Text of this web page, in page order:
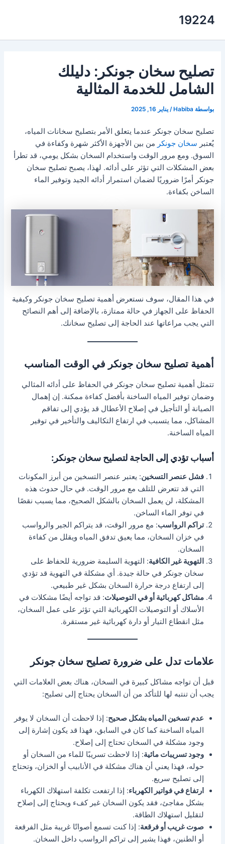
19224
تصليح سخان جونكر: دليلك
الشامل للخدمة المثالية
بواسطة Habiba
/يناير 16, 2025
تصليح سخان جونكر عندما يتعلق الأمر بتصليح سخانات المياه،
يُعتبر سخان جونكر من بين الأجهزة الأكثر شهرة وكفاءة في
السوق. ومع مرور الوقت واستخدام السخان بشكل يومي، قد تطرأ
بعض المشكلات التي تؤثر على أدائه. لهذا، يصبح تصليح سخان
جونكر أمرًا ضروريًا لضمان استمرار أدائه الجيد وتوفير الماء
الساخن بكفاءة.
في هذا المقال، سوف نستعرض أهمية تصليح سخان جونكر وكيفية
الحفاظ على الجهاز في حالة ممتازة، بالإضافة إلى أهم النصائح
التي يجب مراعاتها عند الحاجة إلى تصليح سخانك.
أهمية تصليح سخان جونكر في الوقت المناسب
تتمثل أهمية تصليح سخان جونكر في الحفاظ على أدائه المثالي
وضمان توفير المياه الساخنة بأفضل كفاءة ممكنة. إن إهمال
الصيانة أو التأجيل في إصلاح الأعطال قد يؤدي إلى تفاقم
المشاكل، مما يتسبب في ارتفاع التكاليف والتأخير في توفير
المياه الساخنة.
أسباب تؤدي إلى الحاجة لتصليح سخان جونكر:
فشل عنصر التسخين: يعتبر عنصر التسخين من أبرز المكونات
التي قد تتعرض للتلف مع مرور الوقت. في حال حدوث هذه
المشكلة، لن يعمل السخان بالشكل الصحيح، مما يسبب نقصًا
في توفر الماء الساخن.
تراكم الرواسب: مع مرور الوقت، قد يتراكم الجير والرواسب
في خزان السخان، مما يعيق تدفق المياه ويقلل من كفاءة
السخان.
التهوية غير الكافية: التهوية السليمة ضرورية للحفاظ على
سخان جونكر في حالة جيدة. أي مشكلة في التهوية قد تؤدي
إلى ارتفاع درجة حرارة السخان بشكل غير طبيعي.
مشاكل كهربائية أو في التوصيلات: قد تواجه أيضًا مشكلات في
الأسلاك أو التوصيلات الكهربائية التي تؤثر على عمل السخان،
مثل انقطاع التيار أو دارة كهربائية غير مستقرة.
علامات تدل على ضرورة تصليح سخان جونكر
قبل أن تواجه مشاكل كبيرة في السخان، هناك بعض العلامات التي
يجب أن تنتبه لها للتأكد من أن السخان يحتاج إلى تصليح:
عدم تسخين المياه بشكل صحيح: إذا لاحظت أن السخان لا يوفر
المياه الساخنة كما كان في السابق، فهذا قد يكون إشارة إلى
وجود مشكلة في السخان تحتاج إلى إصلاح.
وجود تسريبات مائية: إذا لاحظت تسريبًا للماء من السخان أو
حوله، فهذا يعني أن هناك مشكلة في الأنابيب أو الخزان، وتحتاج
إلى تصليح سريع.
ارتفاع في فواتير الكهرباء: إذا ارتفعت تكلفة استهلاك الكهرباء
بشكل مفاجئ، فقد يكون السخان غير كفء ويحتاج إلى إصلاح
لتقليل استهلاك الطاقة.
صوت غريب أو فرقعة: إذا كنت تسمع أصواتًا غريبة مثل الفرقعة
أو الطنين، فهذا يشير إلى تراكم الرواسب داخل السخان.